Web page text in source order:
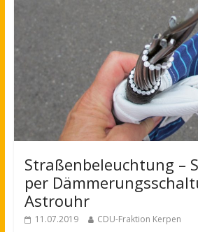
Straßenbeleuchtung –
per
Astrouhr
11.07.2019 CDU-Fraktion Kerpen